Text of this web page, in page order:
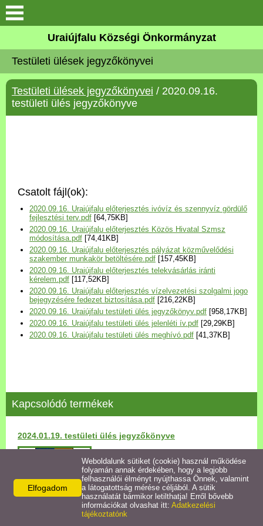
Köszöntő
Elérhetőségek
Uraiújfalu
Választási információk
Versenyképes Járások
Program
Települési Arculati
Kézikönyv
Hírek
Egyéb intézmények
Egyéb szolgáltatások
Egészségügyi ellátás
Uraiújfalu Sportegyesület
Uraiújfalu Községi Önkormányzat
Testületi ülések jegyzőkönyvei
Testületi ülések jegyzőkönyvei / 2020.09.16.
testületi ülés jegyzőkönyve
Csatolt fájl(ok):
2020.09.16. Uraiújfalu előterjesztés ivóvíz és szennyvíz gördülő
fejlesztési terv.pdf [64,75KB]
2020.09.16. Uraiújfalu előterjesztés Közös Hivatal Szmsz
módosítása.pdf [74,41KB]
2020.09.16. Uraiújfalu előterjesztés pályázat közművelődési
szakember munkakör betöltésére.pdf [157,45KB]
2020.09.16. Uraiújfalu előterjesztés telekvásárlás iránti
kérelem.pdf [117,52KB]
2020.09.16. Uraiújfalu előterjesztés vízelvezetési szolgalmi jogo
bejegyzésére fedezet biztosítása.pdf [216,22KB]
2020.09.16. Uraiújfalu testületi ülés jegyzőkönyv.pdf [958,17KB]
2020.09.16. Uraiújfalu testületi ülés jelenléti ív.pdf [29,29KB]
2020.09.16. Uraiújfalu testületi ülés meghívó.pdf [41,37KB]
Kapcsolódó termékek
2024.01.19. testületi ülés jegyzőkönyve
Részletek
Elfogadom
Weboldalunk sütiket (cookie) használ működése
folyamán annak érdekében, hogy a legjobb
felhasználói élményt nyújthassa Önnek, valamint
a látogatottság mérése céljából. A sütik
használatát bármikor letilthatja! Erről bővebb
információkat olvashat itt: Adatkezelési
tájékoztatónk